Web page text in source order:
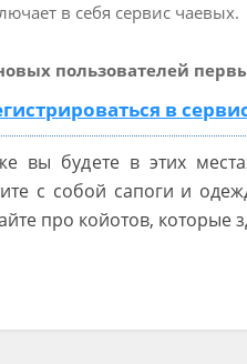
в себя сервис чаевых.
пользователей
в
вы будете в этих
с собой сапоги и
про койотов, которые